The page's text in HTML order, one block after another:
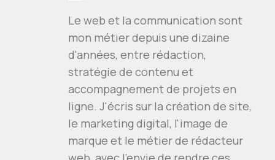
Le web et la communication sont
mon métier depuis une dizaine
d'années, entre rédaction,
stratégie de contenu et
accompagnement de projets en
ligne. J'écris sur la création de site,
le marketing digital, l'image de
marque et le métier de rédacteur